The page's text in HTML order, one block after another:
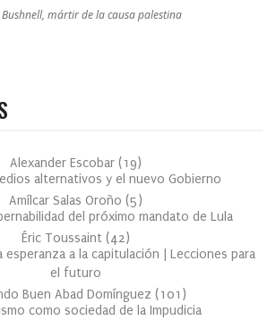
mártir de la causa palestina
Alexander Escobar (19)
alternativos y el nuevo Gobierno
Amílcar Salas Oroño (5)
del próximo mandato de Lula
Éric Toussaint (42)
esperanza a la capitulación | Lecciones para
el futuro
Buen Abad Domínguez (101 )
como sociedad de la Impudicia